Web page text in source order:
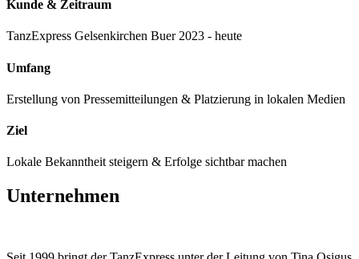
Kunde & Zeitraum
TanzExpress Gelsenkirchen Buer 2023 - heute
Umfang
Erstellung von Pressemitteilungen & Platzierung in lokalen Medien
Ziel
Lokale Bekanntheit steigern & Erfolge sichtbar machen
Unternehmen